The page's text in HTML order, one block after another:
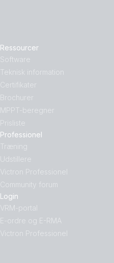
Ressourcer
Software
Teknisk information
Certifikater
Brochurer
MPPT-beregner
Prisliste
Professionel
Træning
Udstillere
Victron Professionel
Community forum
Login
VRM-portal
E-ordre og E-RMA
Victron Professionel